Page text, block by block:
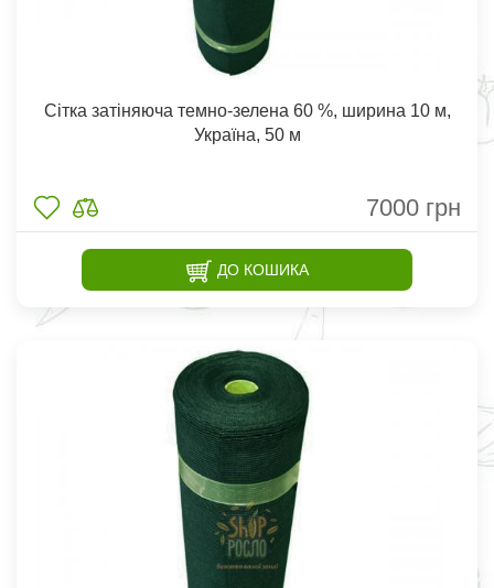
Сітка затіняюча темно-зелена 60 %, ширина 10 м,
Україна, 50 м
7000 грн
ДО КОШИКА